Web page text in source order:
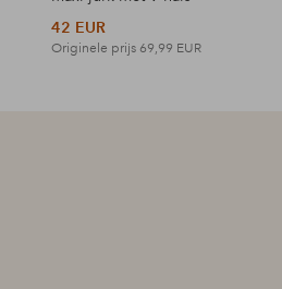
42 EUR
Originele prijs 69,99 EUR